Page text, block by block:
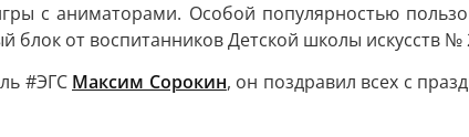
с аниматорами. Особой популярностью
блок от воспитанников Детской школы искусств №
#ЭГС Максим Сорокин, он поздравил всех с